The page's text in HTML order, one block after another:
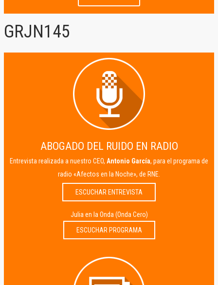
GRJN145
ABOGADO DEL RUIDO EN RADIO
Entrevista realizada a nuestro CEO, Antonio García, para el programa de
radio «Afectos en la Noche», de RNE.
ESCUCHAR ENTREVISTA
Julia en la Onda (Onda Cero)
ESCUCHAR PROGRAMA